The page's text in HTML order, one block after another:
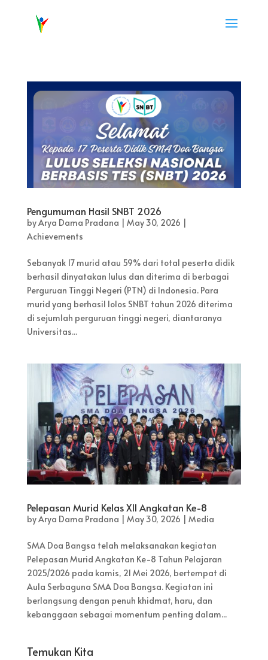
Pengumuman Hasil SNBT 2026
byArya Dama Pradana May 30, 2026
Achievements
Sebanyak 17 murid atau 59% dari total peserta didik
berhasil dinyatakan lulus dan diterima di berbagai
Perguruan Tinggi Negeri (PTN) di Indonesia. Para
murid yang berhasil lolos SNBT tahun 2026 diterima
di sejumlah perguruan tinggi negeri, diantaranya
Universitas...
Pelepasan Murid Kelas XII Angkatan Ke-8
byArya Dama Pradana | May 30, 2026 | Media
SMA Doa Bangsa telah melaksanakan kegiatan
Pelepasan Murid Angkatan Ke-8 Tahun Pelajaran
2025/2026 pada kamis, 21 Mei 2026, bertempat di
Aula Serbaguna SMA Doa Bangsa. Kegiatan ini
berlangsung dengan penuh khidmat, haru, dan
kebanggaan sebagai momentum penting dalam...
Temukan Kita